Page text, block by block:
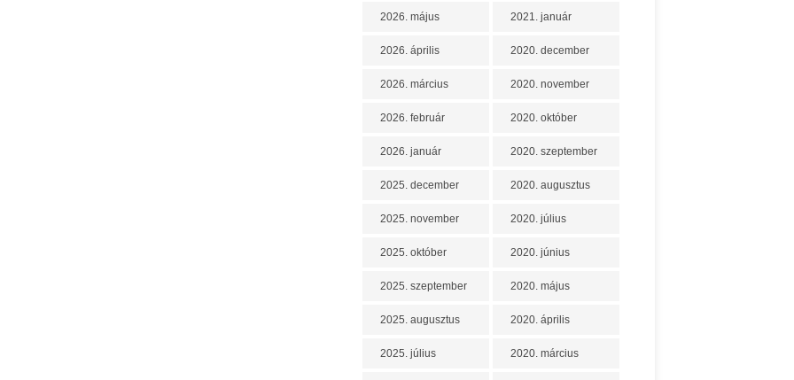
2026. május
2026. április
2026. március
2026. február
2026. január
2025. december
2025. november
2025. október
2025. szeptember
2025. augusztus
2025. július
2021. január
2020. december
2020. november
2020. október
2020. szeptember
2020. augusztus
2020. július
2020. június
2020. május
2020. április
2020. március